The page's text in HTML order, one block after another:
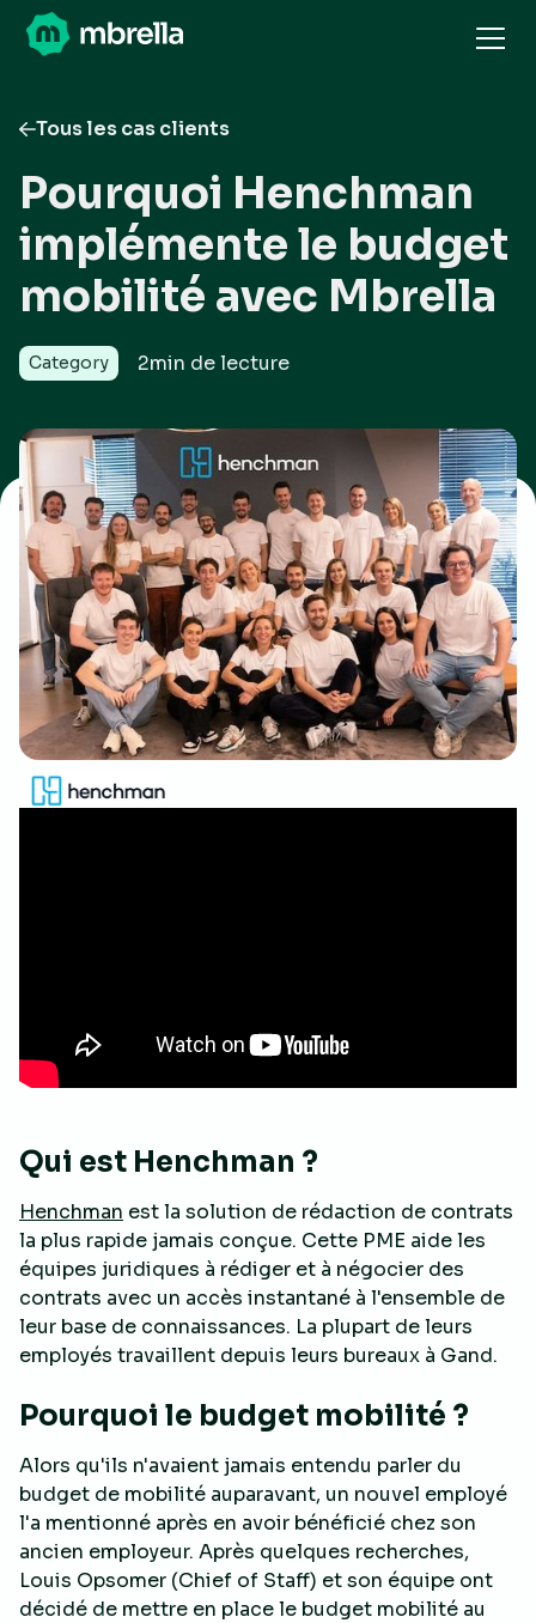
Tous les cas clients
Pourquoi Henchman
implémente le budget
mobilité avec Mbrella
Category 2min de lecture
Qui est Henchman ?
Henchman est la solution de rédaction de contrats
la plus rapide jamais conçue. Cette PME aide les
équipes juridiques à rédiger et à négocier des
contrats avec un accès instantané à l'ensemble de
leur base de connaissances. La plupart de leurs
employés travaillent depuis leurs bureaux à Gand.
Pourquoi le budget mobilité ?
Alors qu'ils n'avaient jamais entendu parler du
budget de mobilité auparavant, un nouvel employé
l'a mentionné après en avoir bénéficié chez son
ancien employeur. Après quelques recherches,
Louis Opsomer (Chief of Staff) et son équipe ont
décidé de mettre en place le budget mobilité au